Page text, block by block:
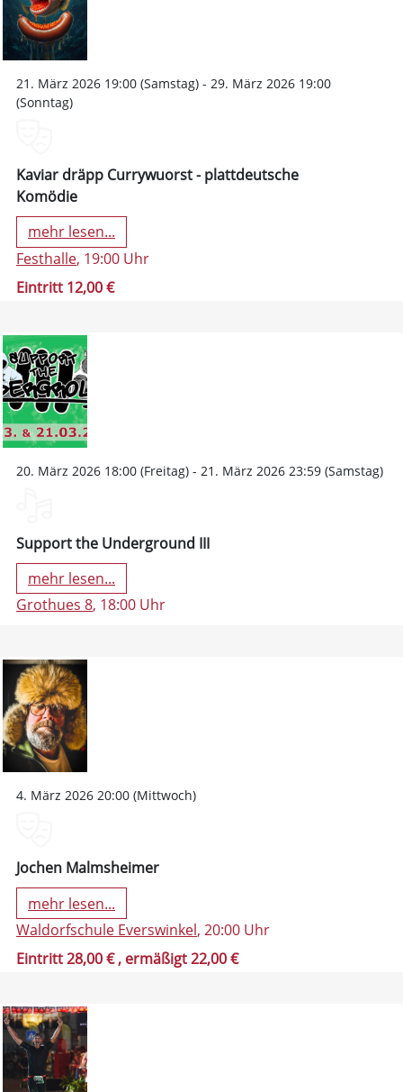
21. März 2026 19:00 (Samstag) - 29. März 2026 19:00
(Sonntag)
Kaviar dräpp Currywuorst - plattdeutsche
Komödie
mehr lesen...
Festhalle, 19:00 Uhr
Eintritt 12,00 €
20. März 2026 18:00 (Freitag) - 21. März 2026 23:59 (Samstag)
Support the Underground III
mehr lesen...
Grothues 8, 18:00 Uhr
4. März 2026 20:00 (Mittwoch)
Jochen Malmsheimer
mehr lesen...
Waldorfschule Everswinkel, 20:00 Uhr
Eintritt 28,00 €, ermäßigt 22,00 €